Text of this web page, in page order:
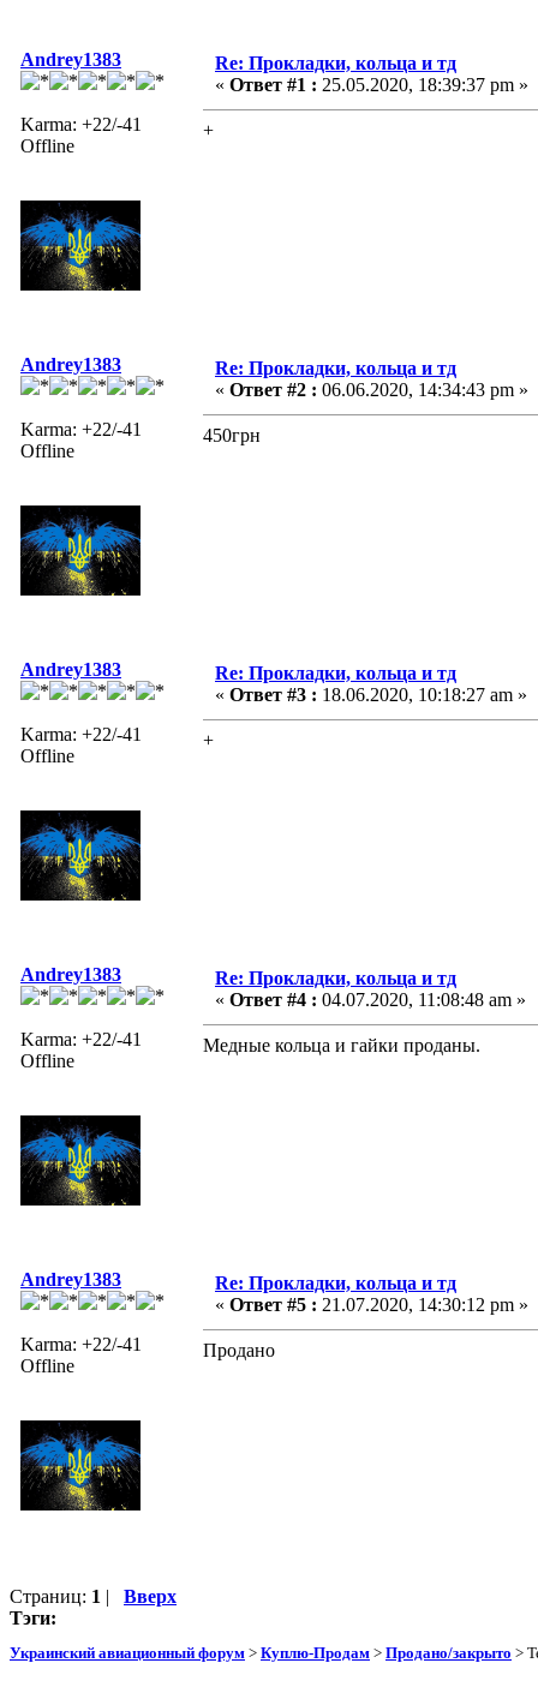
Andrey1383
Karma: +22/-41
Offline
Re: Прокладки, кольца и тд
« Ответ #1 : 25.05.2020, 18:39:37 pm »
+
Andrey1383
Karma: +22/-41
Offline
Re: Прокладки, кольца и тд
« Ответ #2 : 06.06.2020, 14:34:43 pm »
450грн
Andrey1383
Karma: +22/-41
Offline
Re: Прокладки, кольца и тд
« Ответ #3 : 18.06.2020, 10:18:27 am »
+
Andrey1383
Karma: +22/-41
Offline
Re: Прокладки, кольца и тд
« Ответ #4 : 04.07.2020, 11:08:48 am »
Медные кольца и гайки проданы.
Andrey1383
Karma: +22/-41
Offline
Re: Прокладки, кольца и тд
« Ответ #5 : 21.07.2020, 14:30:12 pm »
Продано
Страниц: 1 | Вверх
Тэги:
Украинский авиационный форум > Куплю-Продам > Продано/закрыто >